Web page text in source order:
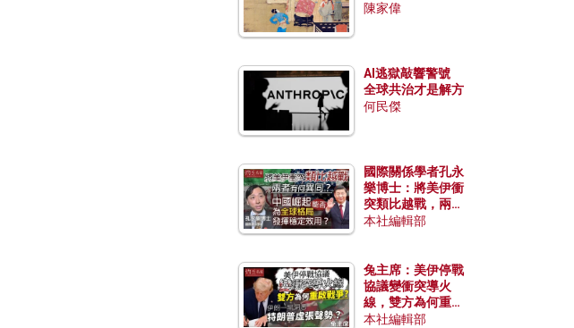
陳家偉
AI逃獄敲響警號
全球共治才是解方
何民傑
國際關係學者孔永
樂博士：將美伊衝
突類比越戰，兩者
有何異同？中國崛
本社編輯部
兔主席：美伊停戰
協議變衝突導火
線，雙方為何重啟
戰爭？伊朗一早洞
本社編輯部